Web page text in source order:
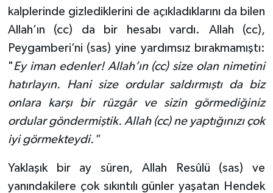
kalplerinde gizlediklerini de açıkladıklarını da bilen
Allah’ın (cc) da bir hesabı vardı. Allah (cc),
Peygamberi’ni (sas) yine yardımsız bırakmamıştı:
"Ey iman edenler! Allah’ın (cc) size olan nimetini
hatırlayın. Hani size ordular saldırmıştı da biz
onlara karşı bir rüzgâr ve sizin görmediğiniz
ordular göndermiştik. Allah (cc) ne yaptığınızı çok
iyi görmekteydi."
Yaklaşık bir ay süren, Allah Resûlü (sas) ve
yanındakilere çok sıkıntılı günler yaşatan Hendek